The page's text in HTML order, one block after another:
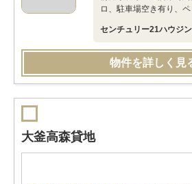
ロ、駐車場空き有り、ペ
センチュリー21ハウジ
物件を詳しく見
大釜高森貸地